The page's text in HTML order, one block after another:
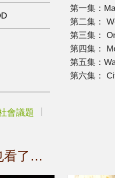
會議題
第一集：
第二集：
第三集：
第四集：
第五集：
第六集：
看了…